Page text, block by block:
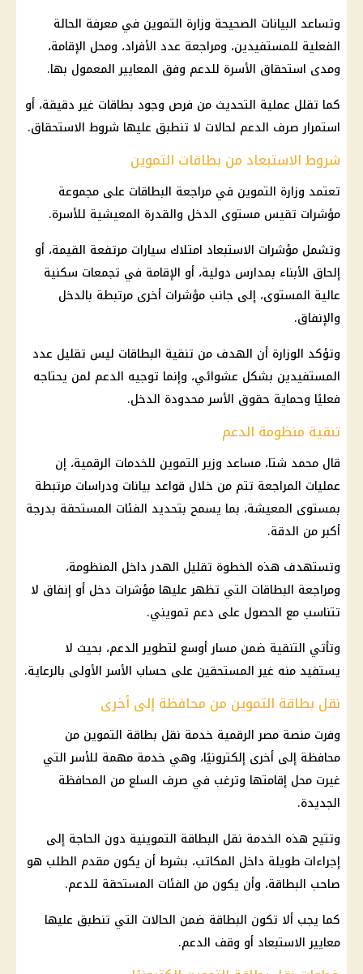
وتساعد البيانات الصحيحة وزارة التموين في معرفة الحالة
الفعلية للمستفيدين، ومراجعة عدد الأفراد، ومحل الإقامة،
ومدى استحقاق الأسرة للدعم وفق المعايير المعمول بها.
كما تقلل عملية التحديث من فرص وجود بطاقات غير دقيقة، أو
استمرار صرف الدعم لحالات لا تنطبق عليها شروط الاستحقاق.
شروط الاستبعاد من بطاقات التموين
تعتمد وزارة التموين في مراجعة البطاقات على مجموعة
مؤشرات تقيس مستوى الدخل والقدرة المعيشية للأسرة.
وتشمل مؤشرات الاستبعاد امتلاك سيارات مرتفعة القيمة، أو
إلحاق الأبناء بمدارس دولية، أو الإقامة في تجمعات سكنية
عالية المستوى، إلى جانب مؤشرات أخرى مرتبطة بالدخل
والإنفاق.
وتؤكد الوزارة أن الهدف من تنقية البطاقات ليس تقليل عدد
المستفيدين بشكل عشوائي، وإنما توجيه الدعم لمن يحتاجه
فعليًا وحماية حقوق الأسر محدودة الدخل.
تنقية منظومة الدعم
قال محمد شتا، مساعد وزير التموين للخدمات الرقمية، إن
عمليات المراجعة تتم من خلال قواعد بيانات ودراسات مرتبطة
بمستوى المعيشة، بما يسمح بتحديد الفئات المستحقة بدرجة
أكبر من الدقة.
وتستهدف هذه الخطوة تقليل الهدر داخل المنظومة،
ومراجعة البطاقات التي تظهر عليها مؤشرات دخل أو إنفاق لا
تتناسب مع الحصول على دعم تمويني.
وتأتي التنقية ضمن مسار أوسع لتطوير الدعم، بحيث لا
يستفيد منه غير المستحقين على حساب الأسر الأولى بالرعاية.
نقل بطاقة التموين من محافظة إلى أخرى
وفرت منصة مصر الرقمية خدمة نقل بطاقة التموين من
محافظة إلى أخرى إلكترونيًا، وهي خدمة مهمة للأسر التي
غيرت محل إقامتها وترغب في صرف السلع من المحافظة
الجديدة.
وتتيح هذه الخدمة نقل البطاقة التموينية دون الحاجة إلى
إجراءات طويلة داخل المكاتب، بشرط أن يكون مقدم الطلب هو
صاحب البطاقة، وأن يكون من الفئات المستحقة للدعم.
كما يجب ألا تكون البطاقة ضمن الحالات التي تنطبق عليها
معايير الاستبعاد أو وقف الدعم.